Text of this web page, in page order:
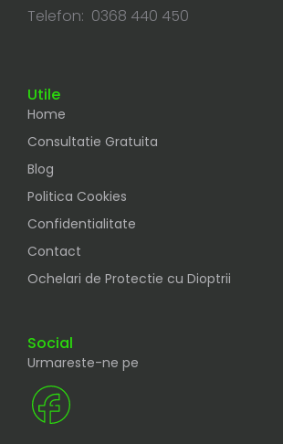
Telefon: 0368 440 450
Utile
Home
Consultatie Gratuita
Blog
Politica Cookies
Confidentialitate
Contact
Ochelari de Protectie cu Dioptrii
Social
Urmareste-ne pe